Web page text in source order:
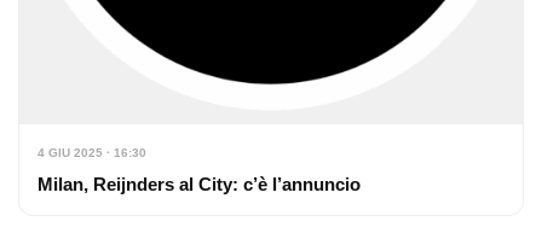
4 GIU 2025 · 16:30
Milan, Reijnders al City: c’è l’annuncio